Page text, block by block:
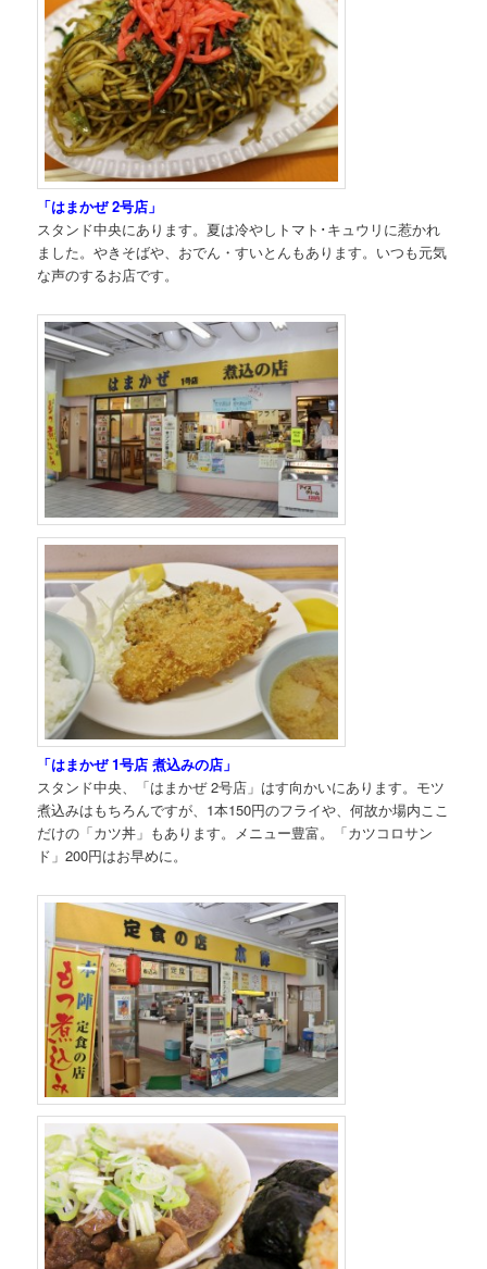
「はまかぜ 2号店」
スタンド中央にあります。夏は冷やしトマト･キュウリに惹かれ
ました。やきそばや、おでん・すいとんもあります。いつも元気
な声のするお店です。
「はまかぜ 1号店 煮込みの店」
スタンド中央、「はまかぜ 2号店」はす向かいにあります。モツ
煮込みはもちろんですが、1本150円のフライや、何故か場内ここ
だけの「カツ丼」もあります。メニュー豊富。「カツコロサン
ド」200円はお早めに。